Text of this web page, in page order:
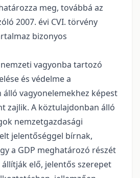
meg, továbbá az
2007. évi CVI. törvény
bizonyos
vagyonba tartozó
és védelme a
vagyonelemekhez képest
zajlik. A köztulajdonban álló
nemzetgazdasági
jelentőséggel bírnak,
a GDP meghatározó részét
állítják elő, jelentős szerepet